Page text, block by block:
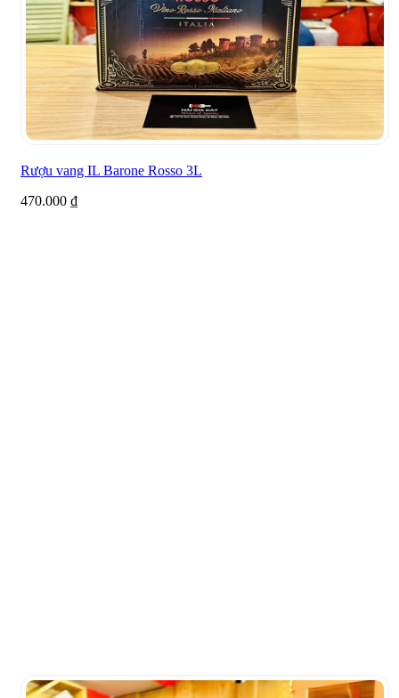
Rượu vang IL Barone Rosso 3L
470.000 ₫